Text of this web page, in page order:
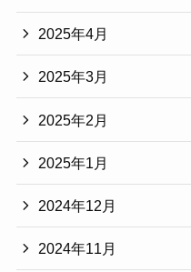
2025年4月
2025年3月
2025年2月
2025年1月
2024年12月
2024年11月